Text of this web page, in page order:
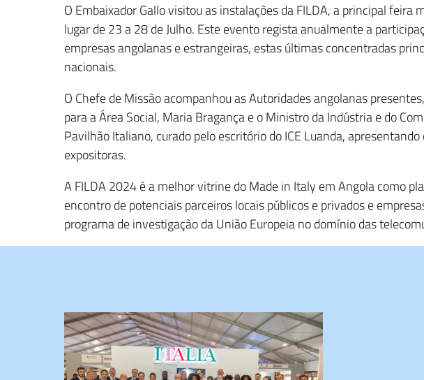
O Embaixador Gallo visitou as instalações da FILDA, a principal feira
lugar de 23 a 28 de Julho. Este evento regista anualmente a
empresas angolanas e estrangeiras, estas últimas concentradas
nacionais.
O Chefe de Missão acompanhou as Autoridades angolanas
para a Área Social, Maria Bragança e o Ministro da Indústria e do
Pavilhão Italiano, curado pelo escritório do ICE Luanda,
expositoras.
A FILDA 2024 é a melhor vitrine do Made in Italy em Angola como
encontro de potenciais parceiros locais públicos e privados e
programa de investigação da União Europeia no domínio das